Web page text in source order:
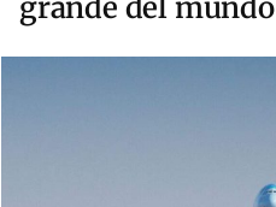
grande del mundo